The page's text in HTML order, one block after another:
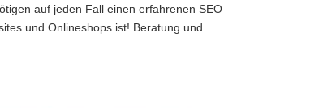
auf jeden Fall einen erfahrenen SEO
und Onlineshops ist! Beratung und